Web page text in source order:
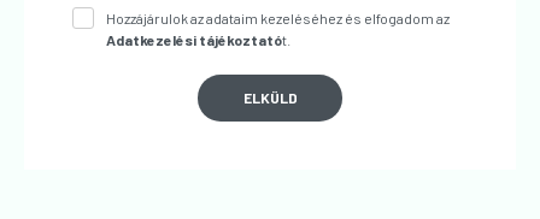
Hozzájárulok az adataim kezeléséhez és elfogadom az
Adatkezelési tájékoztatót.
ELKÜLD